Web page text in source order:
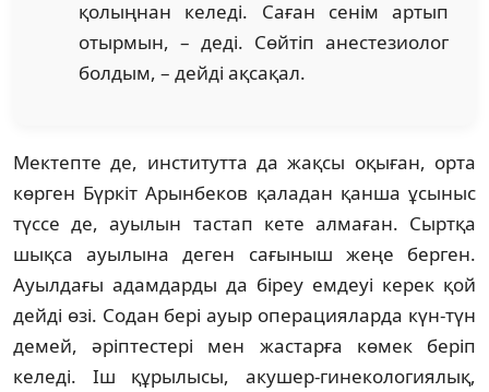
қолыңнан келеді. Саған сенім артып
отырмын, – деді. Сөйтіп анестезиолог
болдым, – дейді ақсақал.
Мектепте де, институтта да жақсы оқыған, орта
көрген Бүркіт Арынбеков қаладан қанша ұсыныс
түссе де, ауылын тастап кете алмаған. Сыртқа
шықса ауылына деген сағыныш жеңе берген.
Ауылдағы адамдарды да біреу емдеуі керек қой
дейді өзі. Содан бері ауыр операцияларда күн-түн
демей, әріптестері мен жастарға көмек беріп
келеді. Іш құрылысы, акушер-гинекологиялық,